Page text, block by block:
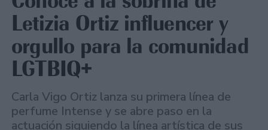
Letizia Ortiz influencer y
orgullo para la comunidad
LGTBIQ+
Carla Vigo Ortiz lanza su primera línea de
perfume Intense y se abre paso en la
actuación siguiendo la línea artística de sus